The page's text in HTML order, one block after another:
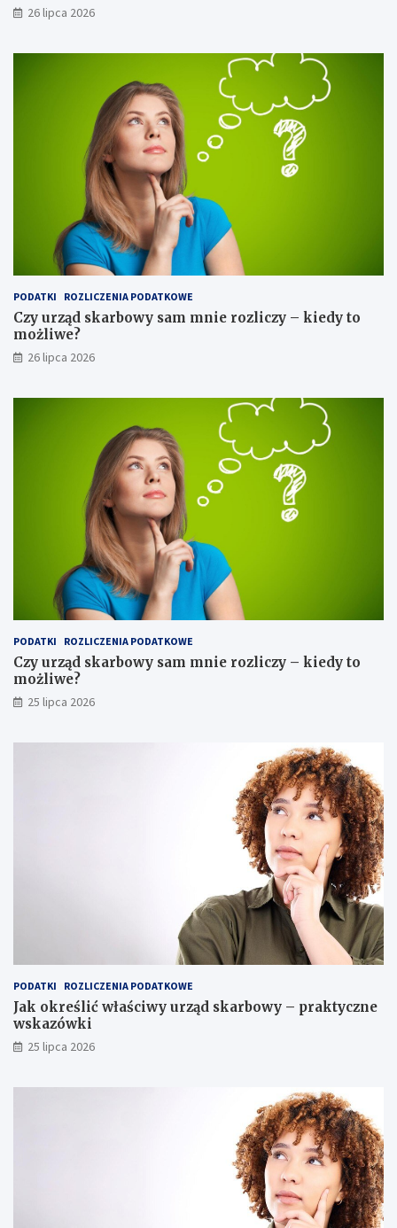
26 lipca 2026
PODATKI ROZLICZENIA PODATKOWE
Czy urząd skarbowy sam mnie rozliczy – kiedy to
możliwe?
26 lipca 2026
PODATKI ROZLICZENIA PODATKOWE
Czy urząd skarbowy sam mnie rozliczy – kiedy to
możliwe?
25 lipca 2026
PODATKI ROZLICZENIA PODATKOWE
Jak określić właściwy urząd skarbowy – praktyczne
wskazówki
25 lipca 2026